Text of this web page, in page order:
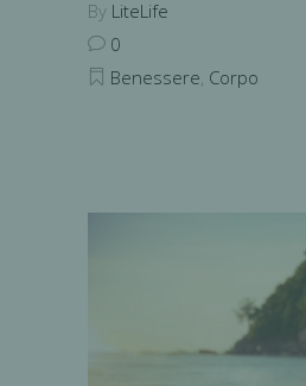
By LiteLife
0
Benessere, Corpo